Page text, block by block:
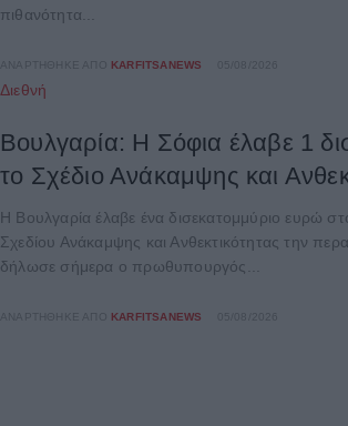
πιθανότητα...
ΑΝΑΡΤΉΘΗΚΕ ΑΠΌ KARFITSANEWS
Διεθνή
Βουλγαρία: Η Σόφια έλαβε 1
το Σχέδιο Ανάκαμψης και
Η Βουλγαρία έλαβε ένα δισεκατομμύριο ευρώ
Σχεδίου Ανάκαμψης και Ανθεκτικότητας την
δήλωσε σήμερα ο πρωθυπουργός...
KARFITSANEWS